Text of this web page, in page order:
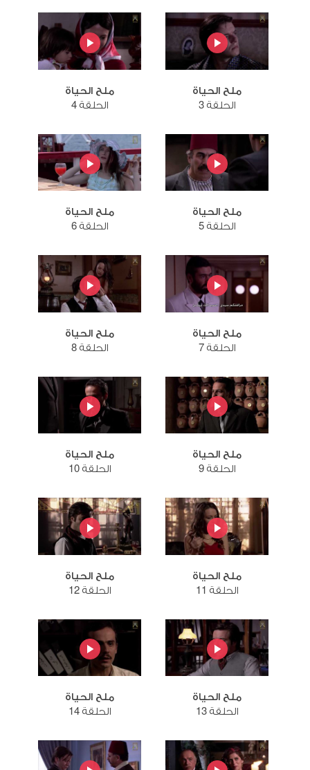
ملح الحياة
الحلقة 3
ملح الحياة
الحلقة 4
ملح الحياة
الحلقة 5
ملح الحياة
الحلقة 6
ملح الحياة
الحلقة 7
ملح الحياة
الحلقة 8
ملح الحياة
الحلقة 9
ملح الحياة
الحلقة 10
ملح الحياة
الحلقة 11
ملح الحياة
الحلقة 12
ملح الحياة
الحلقة 13
ملح الحياة
الحلقة 14